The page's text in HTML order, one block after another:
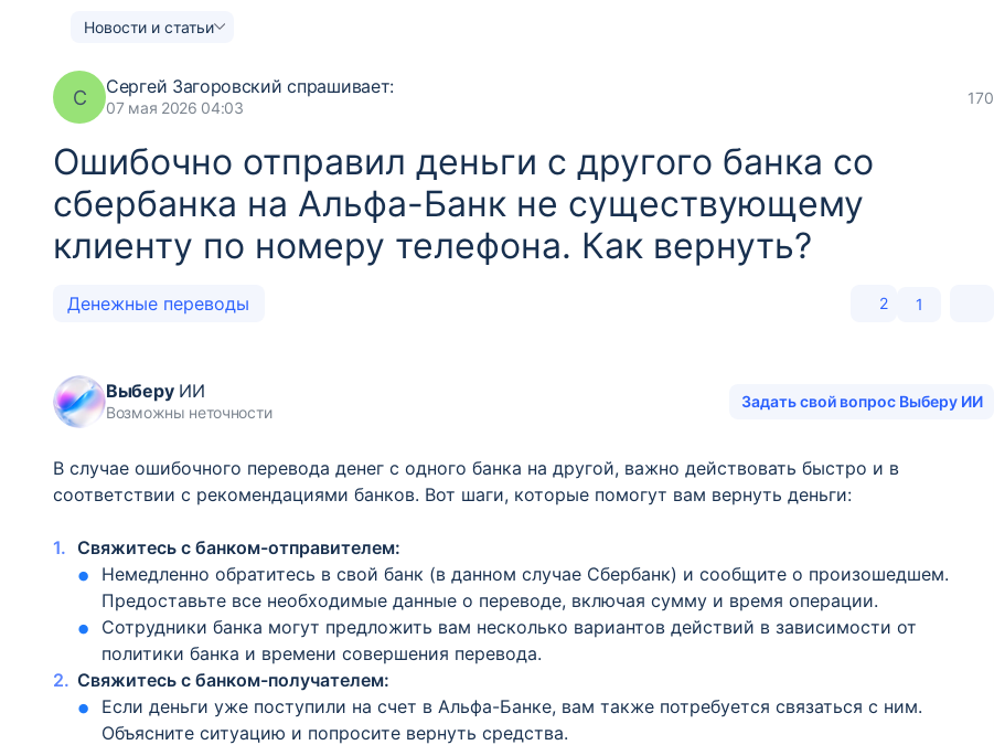
Новости и статьи
С Сергей Загоровский спрашивает:
07 мая 2026 04:03
170
Ошибочно отправил деньги с другого банка со
сбербанка на Альфа-Банк не существующему
клиенту по номеру телефона. Как вернуть?
Денежные переводы 2 1
ВыберуИИ
Возможны неточности
Задать свой вопрос Выберу ИИ
В случае ошибочного перевода денег с одного банка на другой, важно действовать быстро и в
соответствии с рекомендациями банков. Вот шаги, которые помогут вам вернуть деньги:
Свяжитесь с банком-отправителем:
Немедленно обратитесь в свой банк (в данном случае Сбербанк) и сообщите о произошедшем.
Предоставьте все необходимые данные о переводе, включая сумму и время операции.
Сотрудники банка могут предложить вам несколько вариантов действий в зависимости от
политики банка и времени совершения перевода.
Свяжитесь с банком-получателем:
Если деньги уже поступили на счет в Альфа-Банке, вам также потребуется связаться с ним.
Объясните ситуацию и попросите вернуть средства.